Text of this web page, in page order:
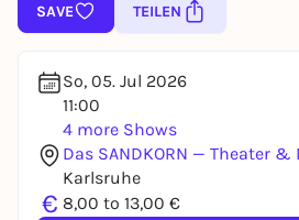
SAVE TEILEN
So, 05. Jul 2026
11:00
4 more Shows
Das SANDKORN — Theater &
Karlsruhe
€ 8,00 to 13,00 €
You already have an